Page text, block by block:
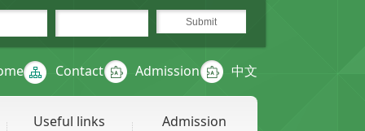
Contact Admission 中文
Useful links Admission